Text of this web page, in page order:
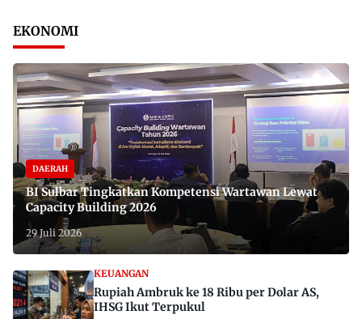
EKONOMI
DAERAH
BI Sulbar Tingkatkan Kompetensi Wartawan Lewat
Capacity Building 2026
29 Juli 2026
KEUANGAN
Rupiah Ambruk ke 18 Ribu per Dolar AS,
IHSG Ikut Terpukul